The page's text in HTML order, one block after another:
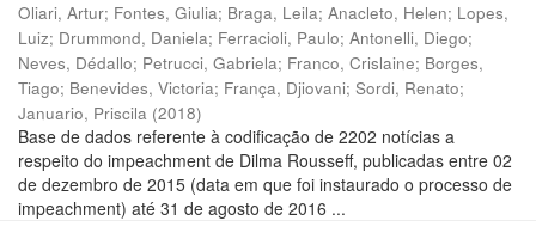
Oliari, Artur; Fontes, Giulia; Braga, Leila; Anacleto, Helen; Lopes,
Luiz; Drummond, Daniela; Ferracioli, Paulo; Antonelli, Diego;
Neves, Dédallo; Petrucci, Gabriela; Franco, Crislaine; Borges,
Tiago; Benevides, Victoria; França, Djiovani; Sordi, Renato;
Januario, Priscila (2018)
Base de dados referente à codificação de 2202 notícias a
respeito do impeachment de Dilma Rousseff, publicadas entre 02
de dezembro de 2015 (data em que foi instaurado o processo de
impeachment) até 31 de agosto de 2016 ...